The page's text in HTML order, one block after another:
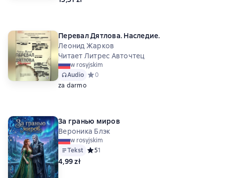
Перевал Дятлова. Наследие.
Леонид Жарков
Читает Литрес Авточтец
w rosyjskim
Audio Средний рейтинг 0 на основе 0 оценок
0
za darmo
За гранью миров
Вероника Блэк
w rosyjskim
Tekst Средний рейтинг 5 на основе 1 оценок
51
4,99 zł